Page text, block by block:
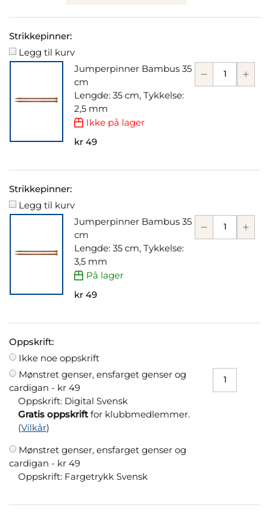
Strikkepinner:
Legg til kurv
Jumperpinner Bambus 35
cm
Lengde: 35 cm, Tykkelse:
2,5 mm
Ikke på lager
kr 49
Strikkepinner:
Legg til kurv
Jumperpinner Bambus 35
cm
Lengde: 35 cm, Tykkelse:
3,5 mm
På lager
kr 49
Oppskrift:
Ikke noe oppskrift
Mønstret genser, ensfarget genser og
cardigan - kr 49
Oppskrift: Digital Svensk
Gratis oppskriftfor klubbmedlemmer.
(Vilkår)
Mønstret genser, ensfarget genser og
cardigan - kr 49
Oppskrift: Fargetrykk Svensk